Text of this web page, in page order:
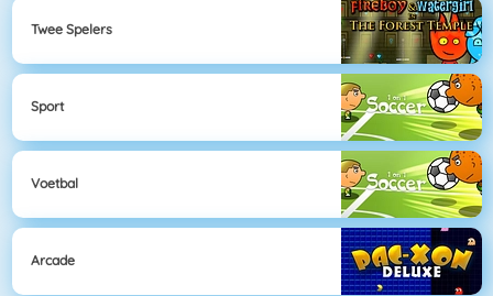
Twee Spelers
Sport
Voetbal
Arcade